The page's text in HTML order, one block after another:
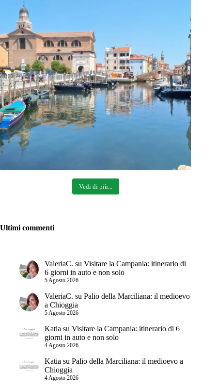
Vedi di più...
Ultimi commenti
ValeriaC. su Visitare la Campania: itinerario di
6 giorni in auto e non solo
5 Agosto 2026
ValeriaC. su Palio della Marciliana: il medioevo
a Chioggia
5 Agosto 2026
Katia su Visitare la Campania: itinerario di 6
giorni in auto e non solo
4 Agosto 2026
Katia su Palio della Marciliana: il medioevo a
Chioggia
4 Agosto 2026